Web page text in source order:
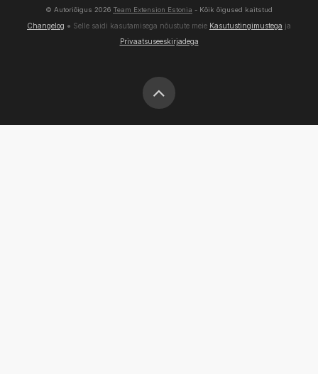
© Autoriõigus 2026 Team Extension Estonia - Kõik õigused kaitstud
Changelog ● Selle saidi kasutamisega nõustute meie Kasutustingimustega ja
Privaatsuseeskirjadega